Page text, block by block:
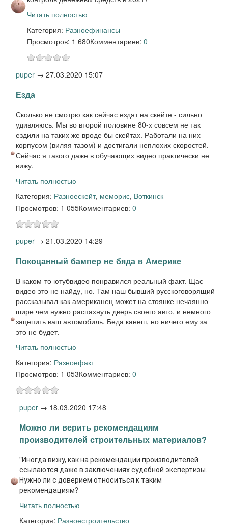
Читать полностью
Категория: Разноефинансы
Просмотров: 1 680Комментариев: 0
puper → 27.03.2020 15:07
Езда
Сколько не смотрю как сейчас ездят на скейте - сильно
удивляюсь. Мы во второй половине 80-х совсем не так
ездили на таких же вроде бы скейтах. Работали на них
корпусом (виляя тазом) и достигали неплохих скоростей.
Сейчас я такого даже в обучающих видео практически не
вижу.
Читать полностью
Категория: Разноескейт, меморис, Воткинск
Просмотров: 1 055Комментариев: 0
puper → 21.03.2020 14:29
Покоцанный бампер не бяда в Америке
В каком-то ютубвидео понравился реальный факт. Щас
видео это не найду, но. Там наш бывший русскоговорящий
рассказывал как американец может на стоянке нечаянно
шире чем нужно распахнуть дверь своего авто, и немного
зацепить ваш автомобиль. Беда канеш, но ничего ему за
это не будет.
Читать полностью
Категория: Разноефакт
Просмотров: 1 053Комментариев: 0
puper → 18.03.2020 17:48
Можно ли верить рекомендациям
производителей строительных материалов?
"Иногда вижу, как на рекомендации производителей
ссылаются даже в заключениях судебной экспертизы.
Нужно ли с доверием относиться к таким
рекомендациям?
Читать полностью
Категория: Разноестроительство